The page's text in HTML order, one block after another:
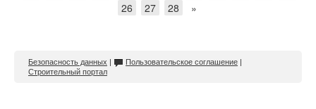
26
27 28 »
Безопасность данных | Пользовательское соглашение |
Строительный портал